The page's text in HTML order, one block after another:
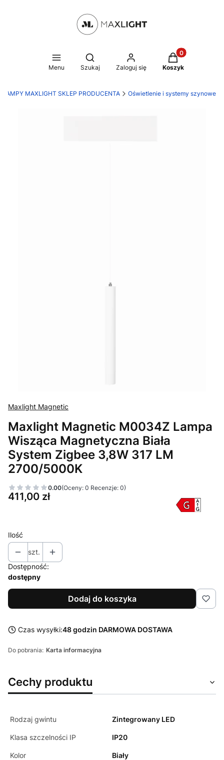
Menu
Otwórz wyszukiwarkę
Szukaj Zaloguj się
Produkty w
Koszyk
LAMPY MAXLIGHT SKLEP PRODUCENTA Oświetlenie i systemy szynowe
Maxlight Magnetic
Maxlight Magnetic M0034Z Lampa
Wisząca Magnetyczna Biała
System Zigbee 3,8W 317 LM
2700/5000K
0.00(Oceny: 0 Recenzje: 0)
Cena
411,00 zł
Ilość
szt.
Dostępność:
dostępny
Dodaj do koszyka
Czas wysyłki:48 godzin DARMOWA DOSTAWA
Do pobrania: Karta informacyjna
Cechy produktu
Rodzaj gwintu Zintegrowany LED
Klasa szczelności IP IP20
Kolor Biały